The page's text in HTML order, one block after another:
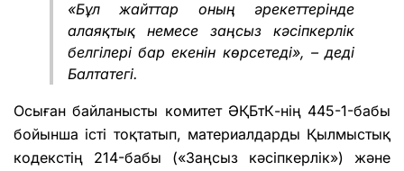
«Бұл жайттар оның әрекеттерінде
алаяқтық немесе заңсыз кәсіпкерлік
белгілері бар екенін көрсетеді», – деді
Балтатегі.
Осыған байланысты комитет ӘҚБтК-нің 445-1-бабы
бойынша істі тоқтатып, материалдарды Қылмыстық
кодекстің 214-бабы («Заңсыз кәсіпкерлік») және